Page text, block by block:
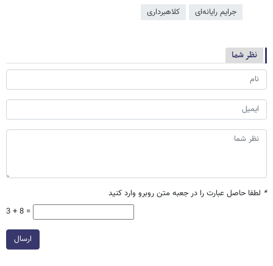
جرایم رایانه‌ای کلاهبرداری
نظر شما
* لطفا حاصل عبارت را در جعبه متن روبرو وارد کنید
3 + 8 =
ارسال